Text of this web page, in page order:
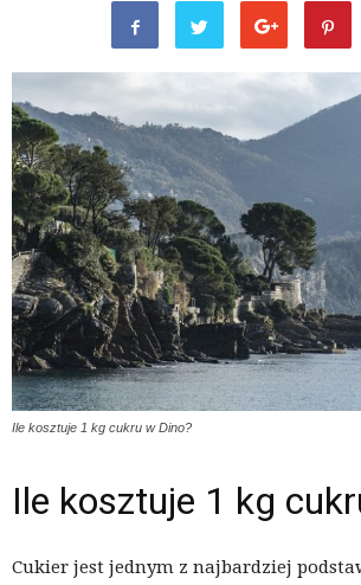
Ile kosztuje 1 kg cukru w Dino?
Ile kosztuje 1 kg
Cukier jest jednym z najbardziej